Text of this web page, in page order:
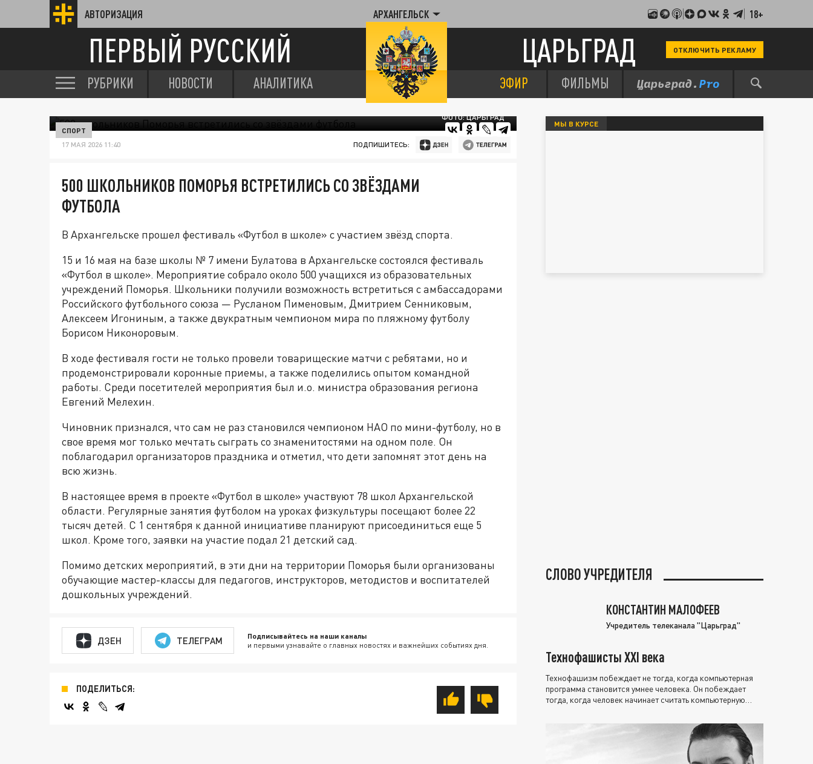
АВТОРИЗАЦИЯ АРХАНГЕЛЬСК 18+
ПЕРВЫЙ РУССКИЙ ЦАРЬГРАД ОТКЛЮЧИТЬ РЕКЛАМУ
РУБРИКИ НОВОСТИ АНАЛИТИКА ЭФИР ФИЛЬМЫ
ФОТО: ЦАРЬГРАД
СПОРТ
17 МАЯ 2026 11:40 ПОДПИШИТЕСЬ:
500 ШКОЛЬНИКОВ ПОМОРЬЯ ВСТРЕТИЛИСЬ СО ЗВЁЗДАМИ
ФУТБОЛА
В Архангельске прошел фестиваль «Футбол в школе» с участием звёзд спорта.
15 и 16 мая на базе школы № 7 имени Булатова в Архангельске состоялся фестиваль
«Футбол в школе». Мероприятие собрало около 500 учащихся из образовательных
учреждений Поморья. Школьники получили возможность встретиться с амбассадорами
Российского футбольного союза — Русланом Пименовым, Дмитрием Сенниковым,
Алексеем Игониным, а также двукратным чемпионом мира по пляжному футболу
Борисом Никоноровым.
В ходе фестиваля гости не только провели товарищеские матчи с ребятами, но и
продемонстрировали коронные приемы, а также поделились опытом командной
работы. Среди посетителей мероприятия был и.о. министра образования региона
Евгений Мелехин.
Чиновник признался, что сам не раз становился чемпионом НАО по мини-футболу, но в
свое время мог только мечтать сыграть со знаменитостями на одном поле. Он
поблагодарил организаторов праздника и отметил, что дети запомнят этот день на
всю жизнь.
В настоящее время в проекте «Футбол в школе» участвуют 78 школ Архангельской
области. Регулярные занятия футболом на уроках физкультуры посещают более 22
тысяч детей. С 1 сентября к данной инициативе планируют присоединиться еще 5
школ. Кроме того, заявки на участие подал 21 детский сад.
Помимо детских мероприятий, в эти дни на территории Поморья были организованы
обучающие мастер-классы для педагогов, инструкторов, методистов и воспитателей
дошкольных учреждений.
ДЗЕН ТЕЛЕГРАМ Подписывайтесь на наши каналы
и первыми узнавайте о главных новостях и важнейших событиях дня.
ПОДЕЛИТЬСЯ:
МЫ В КУРСЕ
СЛОВО УЧРЕДИТЕЛЯ
КОНСТАНТИН МАЛОФЕЕВ
Учредитель телеканала "Царьград"
Технофашисты XXI века
Технофашизм побеждает не тогда, когда компьютерная
программа становится умнее человека. Он побеждает
тогда, когда человек начинает считать компьютерную